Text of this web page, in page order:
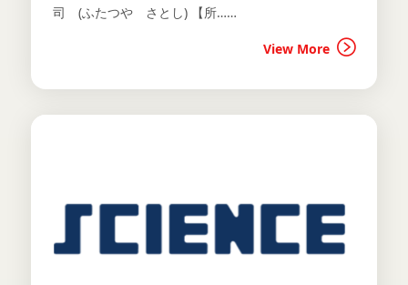
司 (ふたつや さとし) 【所……
View More